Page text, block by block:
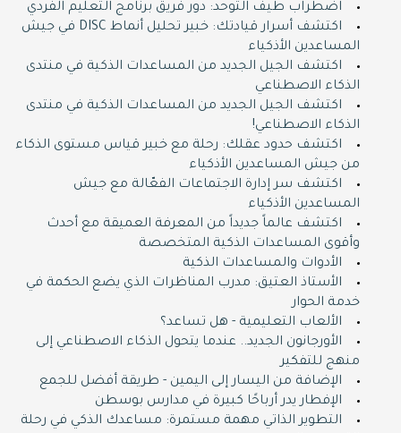
اضطراب طيف التوحد: دور فريق برنامج التعليم الفردي
اكتشف أسرار قيادتك: خبير تحليل أنماط DISC في جيش
المساعدين الأذكياء
اكتشف الجيل الجديد من المساعدات الذكية في منتدى
الذكاء الاصطناعي
اكتشف الجيل الجديد من المساعدات الذكية في منتدى
الذكاء الاصطناعي!
اكتشف حدود عقلك: رحلة مع خبير قياس مستوى الذكاء
من جيش المساعدين الأذكياء
اكتشف سر إدارة الاجتماعات الفعّالة مع جيش
المساعدين الأذكياء
اكتشف عالماً جديداً من المعرفة العميقة مع أحدث
وأقوى المساعدات الذكية المتخصصة
الأدوات والمساعدات الذكية
الأستاذ العتيق: مدرب المناظرات الذي يضع الحكمة في
خدمة الحوار
الألعاب التعليمية - هل تساعد؟
الأورجانون الجديد.. عندما يتحول الذكاء الاصطناعي إلى
منهج للتفكير
الإضافة من اليسار إلى اليمين - طريقة أفضل للجمع
الإفطار يدر أرباحًا كبيرة في مدارس بوسطن
التطوير الذاتي مهمة مستمرة: مساعدك الذكي في رحلة